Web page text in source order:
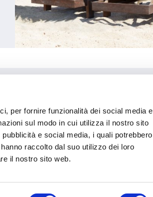
per fornire funzionalità dei social media e
sul modo in cui utilizza il nostro sito
e social media, i quali potrebbero
raccolto dal suo utilizzo dei loro
il nostro sito web.
Chi siamo
Come acquistare
Assistenza clienti
Cookie Policy
Informativa sulla privacy
Regolamento concorso a punti